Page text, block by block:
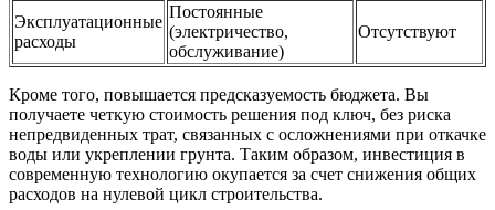
Эксплуатационные
расходы
Постоянные
(электричество,
обслуживание)
Отсутствуют
Кроме того, повышается предсказуемость бюджета. Вы
получаете четкую стоимость решения под ключ, без риска
непредвиденных трат, связанных с осложнениями при откачке
воды или укреплении грунта. Таким образом, инвестиция в
современную технологию окупается за счет снижения общих
расходов на нулевой цикл строительства.